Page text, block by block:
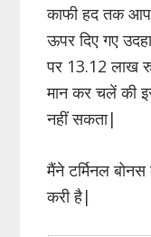
काफी हद तक
ऊपर दिए गए
पर 13.12 लाख
मान कर चलें की
नहीं सकता|
मैंने टर्मिनल
करी है|